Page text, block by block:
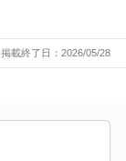
掲載終了日：2026/05/28